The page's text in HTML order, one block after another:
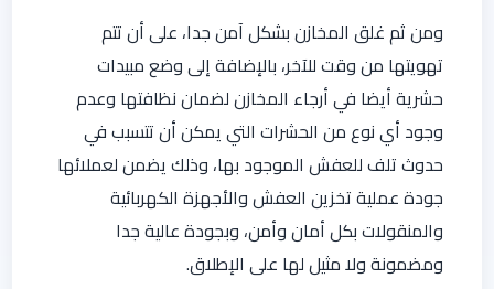
ومن ثم غلق المخازن بشكل آمن جدا، على أن تتم
تهويتها من وقت للآخر، بالإضافة إلى وضع مبيدات
حشرية أيضا في أرجاء المخازن لضمان نظافتها وعدم
وجود أي نوع من الحشرات التي يمكن أن تتسبب في
حدوث تلف للعفش الموجود بها، وذلك يضمن لعملائها
جودة عملية تخزين العفش والأجهزة الكهربائية
والمنقولات بكل أمان وأمن، وبجودة عالية جدا
ومضمونة ولا مثيل لها على الإطلاق.